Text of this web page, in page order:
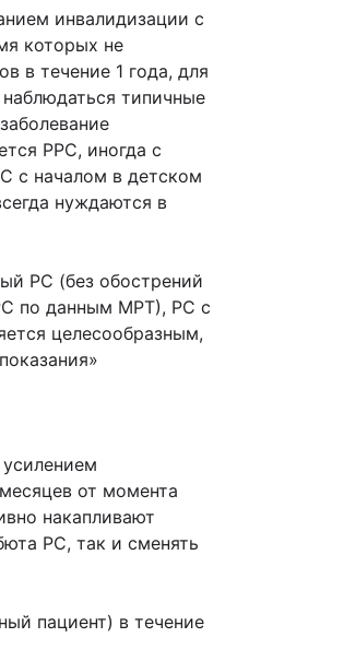
инвалидизации с
которых не
в течение 1 года, для
типичные
РРС, иногда с
с началом в детском
нуждаются в
РС (без обострений
по данным МРТ), РС с
целесообразным,
от момента
накапливают
РС, так и сменять
пациент) в течение